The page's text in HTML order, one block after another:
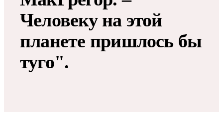
Человеку на этой
планете пришлось бы
туго".